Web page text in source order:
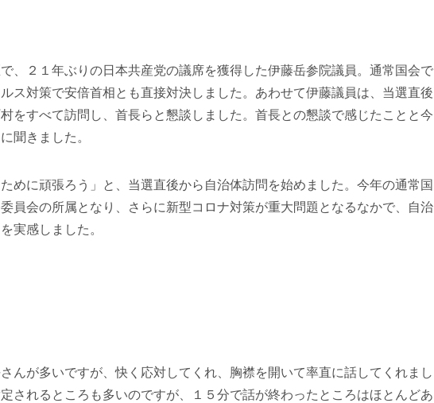
、２１年ぶりの日本共産党の議席を獲得した伊藤岳参院議員。通常国会で
ス対策で安倍首相とも直接対決しました。あわせて伊藤議員は、当選直後
をすべて訪問し、首長らと懇談しました。首長との懇談で感じたことと今
聞きました。
めに頑張ろう」と、当選直後から自治体訪問を始めました。今年の通常国
員会の所属となり、さらに新型コロナ対策が重大問題となるなかで、自治
実感しました。
んが多いですが、快く応対してくれ、胸襟を開いて率直に話してくれまし
されるところも多いのですが、１５分で話が終わったところはほとんどあ